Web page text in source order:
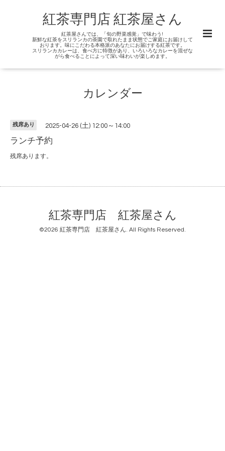
紅茶専門店 紅茶屋さん
紅茶屋さんでは、「旬の野菜感覚」で味わう!
新鮮な紅茶をスリランカの茶園で取れたまま状態でご家庭にお届けして
おります。味にこだわる本格派のあなたにお届けする紅茶です。
スリランカカレーは、食べ方に特徴があり、いろいろなカレーを混ぜな
がら食べることによって深い味わいが楽しめます。
カレンダー
残席あり 2025-04-26 (土) 12:00～14:00
ランチ予約
残席あります。
紅茶専門店 紅茶屋さん
©2026 紅茶専門店 紅茶屋さん. All Rights Reserved.